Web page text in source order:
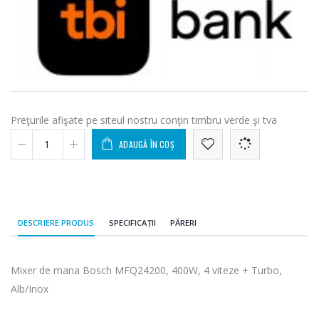
Preţurile afişate pe siteul nostru conţin timbru verde şi tva
ADAUGĂ ÎN COȘ
DESCRIERE PRODUS SPECIFICAȚII PĂRERI
Mixer de mana Bosch MFQ24200, 400W, 4 viteze + Turbo,
Alb/Inox